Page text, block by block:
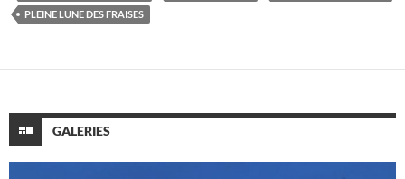
PLEINE LUNE DES FRAISES
GALERIES